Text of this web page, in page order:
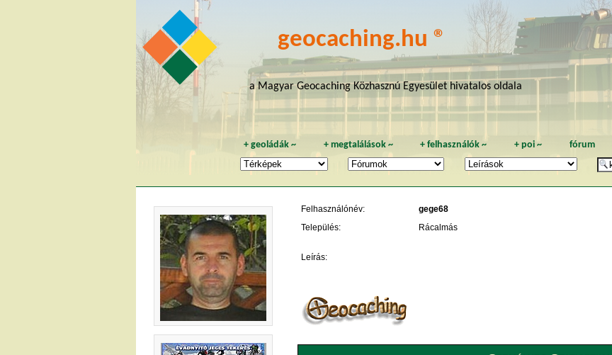
geocaching.hu ®
a Magyar Geocaching Közhasznú Egyesület hivatalos oldala
+geoládák ~ + megtalálások~ +felhasználók ~ + poi~ fórum
Felhasználónév:
gege68
Település:
Rácalmás
Leírás: